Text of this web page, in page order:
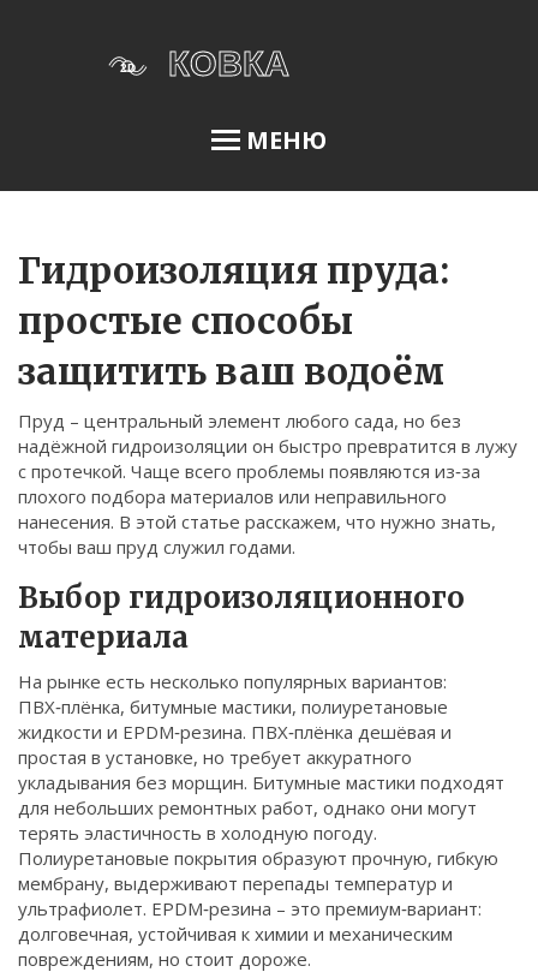
МЕНЮ
Меню
О нас
Условия использования
Политика конфиденциальности
ФЗ-152
Связаться
© 2026. Все права защищены.
Гидроизоляция пруда:
простые способы
защитить ваш водоём
Пруд – центральный элемент любого сада, но без
надёжной гидроизоляции он быстро превратится в лужу
с протечкой. Чаще всего проблемы появляются из‑за
плохого подбора материалов или неправильного
нанесения. В этой статье расскажем, что нужно знать,
чтобы ваш пруд служил годами.
Выбор гидроизоляционного
материала
На рынке есть несколько популярных вариантов:
ПВХ‑плёнка, битумные мастики, полиуретановые
жидкости и EPDM‑резина. ПВХ‑плёнка дешёвая и
простая в установке, но требует аккуратного
укладывания без морщин. Битумные мастики подходят
для небольших ремонтных работ, однако они могут
терять эластичность в холодную погоду.
Полиуретановые покрытия образуют прочную, гибкую
мембрану, выдерживают перепады температур и
ультрафиолет. EPDM‑резина – это премиум‑вариант:
долговечная, устойчивая к химии и механическим
повреждениям, но стоит дороже.